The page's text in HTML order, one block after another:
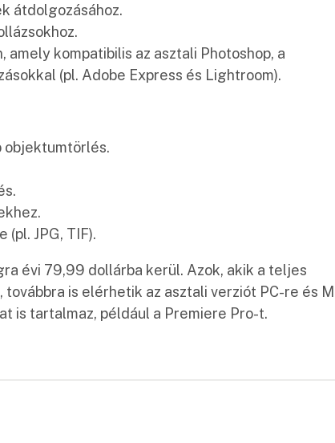
átdolgozásához.
kompatibilis az asztali Photoshop, a
(pl. Adobe Express és Lightroom).
objektumtörlés.
JPG, TIF).
évi 79,99 dollárba kerül. Azok, akik a teljes
is elérhetik az asztali verziót PC-re és
is tartalmaz, például a Premiere Pro-t.